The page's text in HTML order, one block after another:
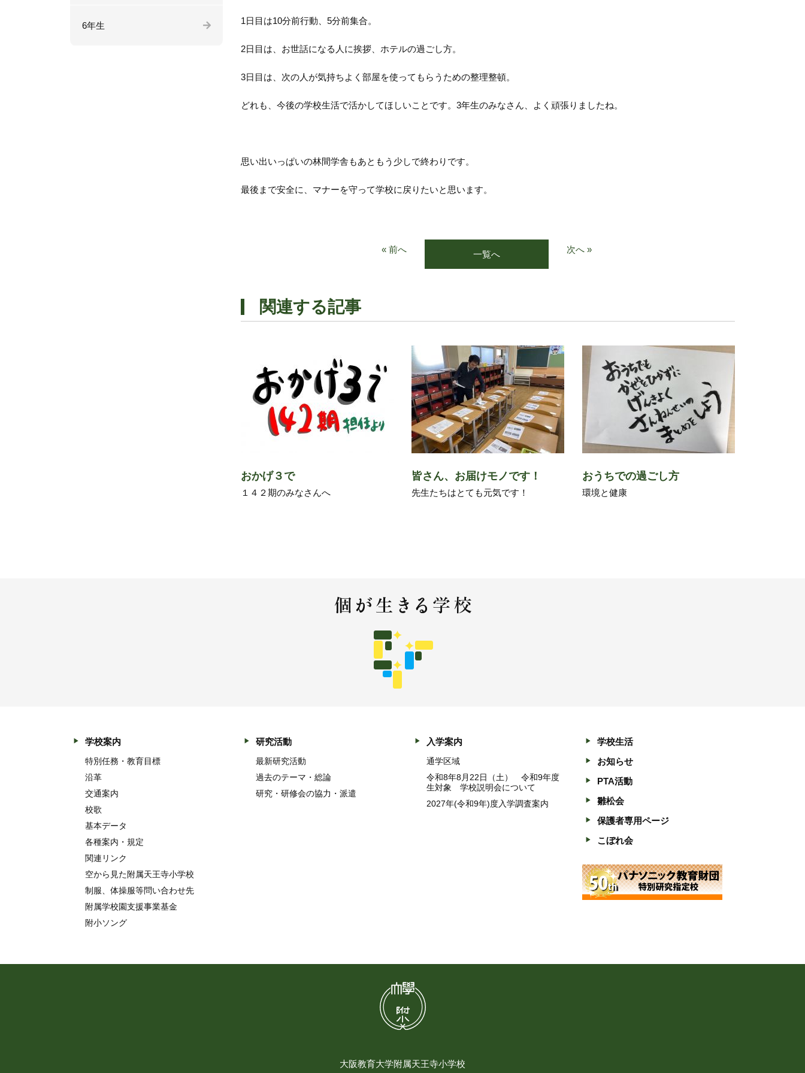
1日目は10分前行動、5分前集合。
2日目は、お世話になる人に挨拶、ホテルの過ごし方。
3日目は、次の人が気持ちよく部屋を使ってもらうための整理整頓。
どれも、今後の学校生活で活かしてほしいことです。3年生のみなさん、よく頑張りましたね。
思い出いっぱいの林間学舎もあともう少しで終わりです。
最後まで安全に、マナーを守って学校に戻りたいと思います。
« 前へ 一覧へ 次へ »
関連する記事
おかげ３で
１４２期のみなさんへ
皆さん、お届けモノです！
先生たちはとても元気です！
おうちでの過ごし方
環境と健康
6年生
学校案内
特別任務・教育目標
沿革
交通案内
校歌
基本データ
各種案内・規定
関連リンク
空から見た附属天王寺小学校
制服、体操服等問い合わせ先
附属学校園支援事業基金
附小ソング
研究活動
最新研究活動
過去のテーマ・総論
研究・研修会の協力・派遣
入学案内
通学区域
令和8年8月22日（土） 令和9年度
生対象 学校説明会について
2027年(令和9年)度入学調査案内
学校生活
お知らせ
PTA活動
雛松会
保護者専用ページ
こぼれ会
大阪教育大学附属天王寺小学校